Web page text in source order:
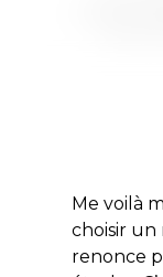
Me voilà
choisir un
renonce